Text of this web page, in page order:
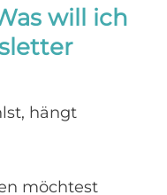
will ich
hängt
möchtest